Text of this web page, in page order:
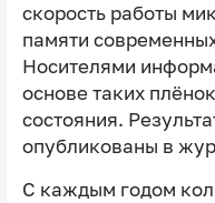
скорость работы
памяти
Носителями
основе таких
состояния.
опубликованы в
С каждым годом